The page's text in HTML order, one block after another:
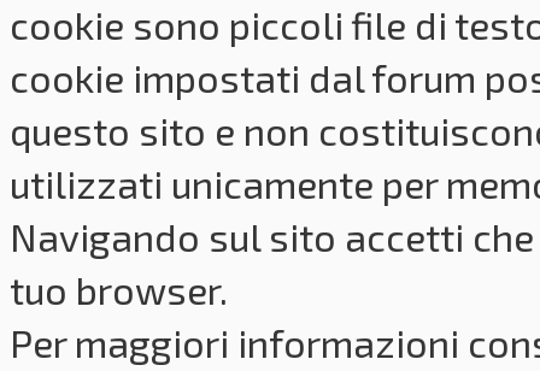
cookie sono piccoli file di
cookie impostati dal forum
questo sito e non
utilizzati unicamente per
Navigando sul sito accetti
tuo browser.
Per maggiori informazioni